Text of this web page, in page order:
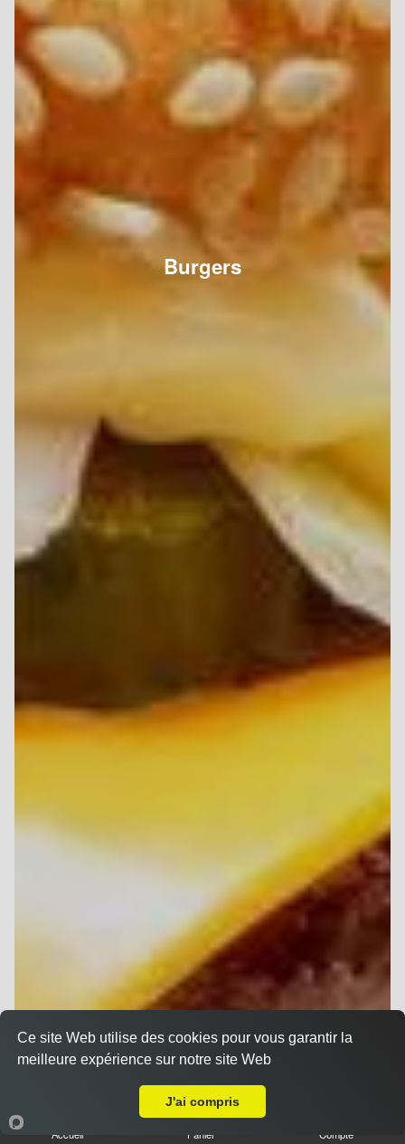
Burgers
Accueil Panier Compte
Ce site Web utilise des cookies pour vous garantir la
meilleure expérience sur notre site Web
J'ai compris